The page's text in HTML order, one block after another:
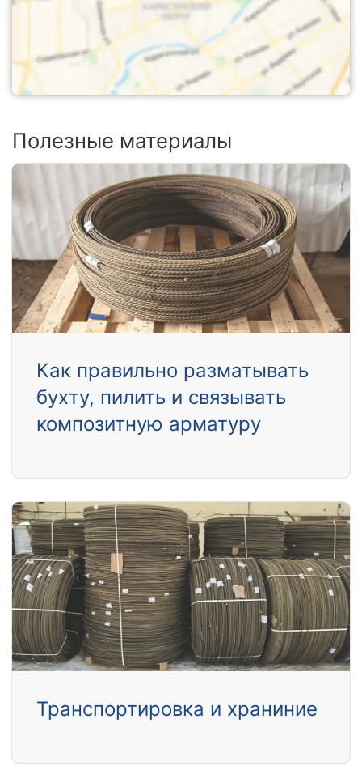
Полезные материалы
Как правильно разматывать
бухту, пилить и связывать
композитную арматуру
Транспортировка и храниние